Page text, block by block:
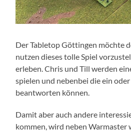
Der Tabletop Göttingen möchte
nutzen dieses tolle Spiel
erleben. Chris und Till werden
spielen und nebenbei die ein
beantworten können.
Damit aber auch andere
kommen, wird neben Warmaster